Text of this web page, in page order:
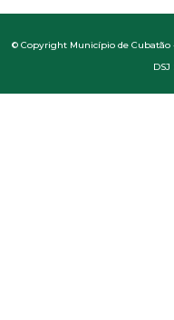
© Copyright Município de Cubatão